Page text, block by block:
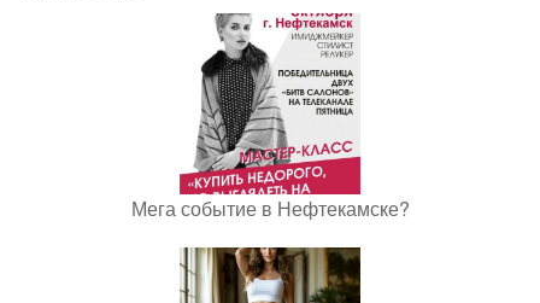
Мега событие в Нефтекамске?